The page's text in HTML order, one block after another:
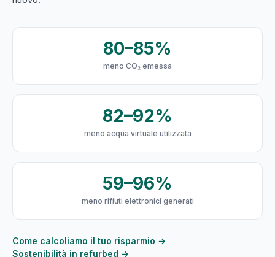
80–85%
meno CO₂ emessa
82–92%
meno acqua virtuale utilizzata
59–96%
meno rifiuti elettronici generati
Come calcoliamo il tuo risparmio →
Sostenibilità in refurbed →